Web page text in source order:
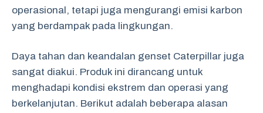
operasional, tetapi juga mengurangi emisi karbon
yang berdampak pada lingkungan.
Daya tahan dan keandalan genset Caterpillar juga
sangat diakui. Produk ini dirancang untuk
menghadapi kondisi ekstrem dan operasi yang
berkelanjutan. Berikut adalah beberapa alasan